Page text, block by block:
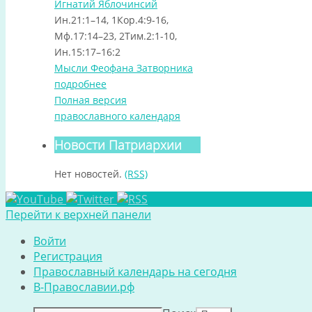
Игнатий Яблочинсий
Ин.21:1–14, 1Кор.4:9-16,
Мф.17:14–23, 2Тим.2:1-10,
Ин.15:17–16:2
Мысли Феофана Затворника
подробнее
Полная версия
православного календаря
Новости Патриархии
Нет новостей. (RSS)
Перейти к верхней панели
Войти
Регистрация
Православный календарь на сегодня
В-Православии.рф